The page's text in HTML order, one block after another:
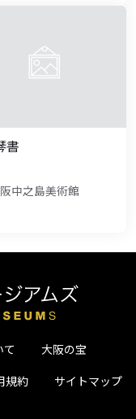
書
中之島美術館
大阪の宝
規約
サイトマップ